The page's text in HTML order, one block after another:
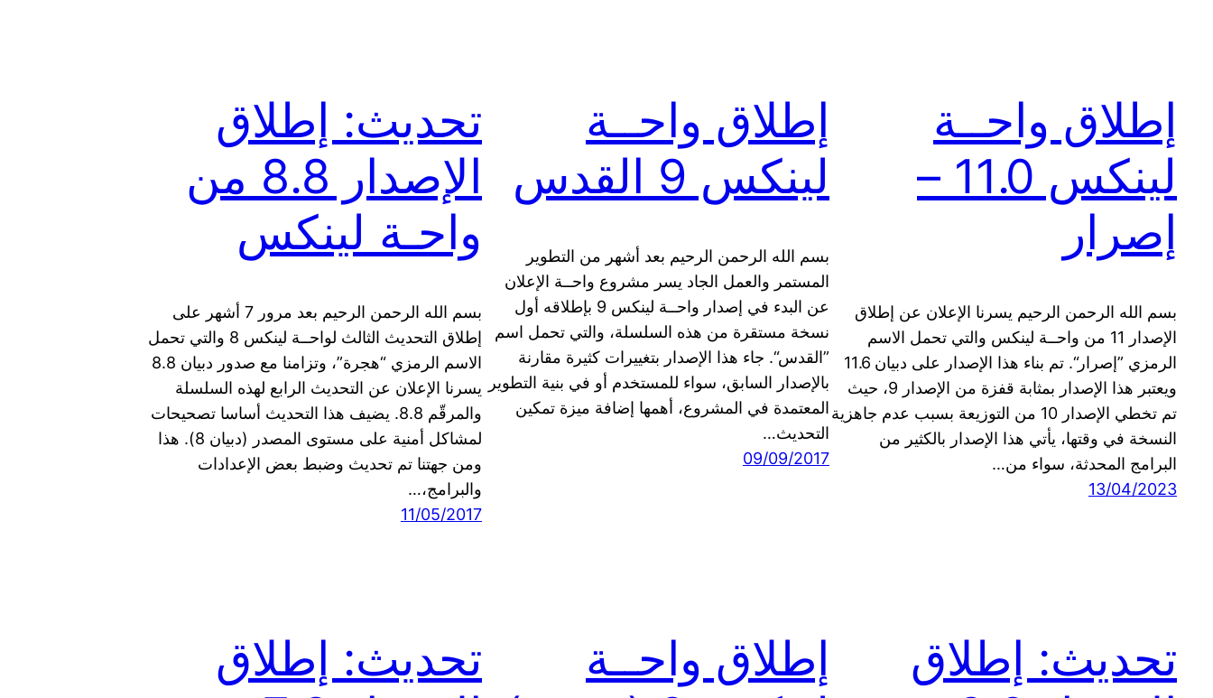
إطلاق واحــة
لينكس 11.0 –
إصرار
بسم الله الرحمن الرحيم يسرنا الإعلان عن إطلاق
الإصدار 11 من واحــة لينكس والتي تحمل الاسم
الرمزي ”إصرار“. تم بناء هذا الإصدار على دبيان 11.6
ويعتبر هذا الإصدار بمثابة قفزة من الإصدار 9، حيث
تم تخطي الإصدار 10 من التوزيعة بسبب عدم جاهزية
النسخة في وقتها، يأتي هذا الإصدار بالكثير من
البرامج المحدثة، سواء من…
13/04/2023
إطلاق واحــة
لينكس 9 القدس
بسم الله الرحمن الرحيم بعد أشهر من التطوير
المستمر والعمل الجاد يسر مشروع واحــة الإعلان
عن البدء في إصدار واحــة لينكس 9 بإطلاقه أول
نسخة مستقرة من هذه السلسلة، والتي تحمل اسم
”القدس“. جاء هذا الإصدار بتغييرات كثيرة مقارنة
بالإصدار السابق، سواء للمستخدم أو في بنية التطوير
المعتمدة في المشروع، أهمها إضافة ميزة تمكين
التحديث…
09/09/2017
تحديث: إطلاق
الإصدار 8.8 من
واحـة لينكس
بسم الله الرحمن الرحيم بعد مرور 7 أشهر على
إطلاق التحديث الثالث لواحــة لينكس 8 والتي تحمل
الاسم الرمزي “هجرة”، وتزامنا مع صدور دبيان 8.8
يسرنا الإعلان عن التحديث الرابع لهذه السلسلة
والمرقّم 8.8. يضيف هذا التحديث أساسا تصحيحات
لمشاكل أمنية على مستوى المصدر (دبيان 8). هذا
ومن جهتنا تم تحديث وضبط بعض الإعدادات
والبرامج،…
11/05/2017
تحديث: إطلاق
إطلاق واحــة
تحديث: إطلاق